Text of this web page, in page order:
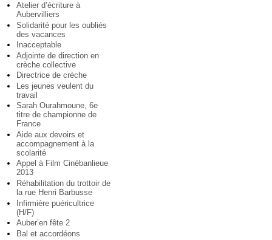
Atelier d’écriture à
Aubervilliers
Solidarité pour les oubliés
des vacances
Inacceptable
Adjointe de direction en
crèche collective
Directrice de crèche
Les jeunes veulent du
travail
Sarah Ourahmoune, 6e
titre de championne de
France
Aide aux devoirs et
accompagnement à la
scolarité
Appel à Film Cinébanlieue
2013
Réhabilitation du trottoir de
la rue Henri Barbusse
Infirmière puéricultrice
(H/F)
Auber’en fête 2
Bal et accordéons